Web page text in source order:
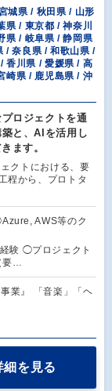
城県 / 秋田県 / 山形
県 / 東京都 / 神奈川
県 / 岐阜県 / 静岡県
/ 奈良県 / 和歌山県 /
香川県 / 愛媛県 / 高
崎県 / 鹿児島県 / 沖
ロジェクトを通
と、AIを活用し
ます。
クトにおける、要
程から、プロトタ
AWS等のク
験 ◯プロジェクト
要…
業』 「音楽」「ヘ
細を見る